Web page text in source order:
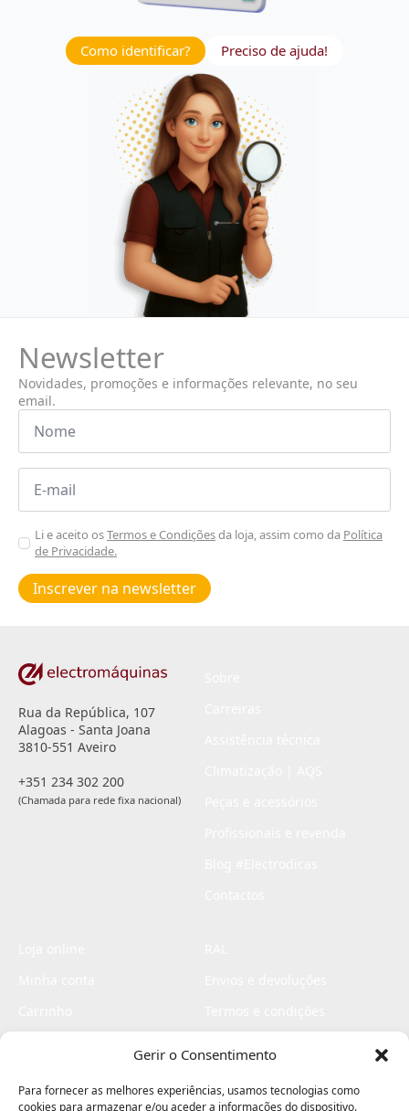
Gerir o Consentimento
Para fornecer as melhores experiências, usamos tecnologias como
cookies para armazenar e/ou aceder a informações do dispositivo.
Como identificar? Preciso de ajuda!
Newsletter
Novidades, promoções e informações relevante, no seu
email.
Nome
Email
Aceitar
Poiticas
de
privacidade
Li e aceito osTermos e Condiçõesda loja, assim como da Política
de Privacidade.
Inscrever na newsletter
Rua da República, 107
Alagoas - Santa Joana
3810-551 Aveiro
+351 234 302 200
(Chamada para rede fixa nacional)
Livro de elogios